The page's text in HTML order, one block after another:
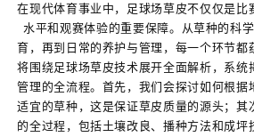
在现代体育事业中，足球场草皮不仅仅是比
水平和观赛体验的重要保障。从草种的科
育，再到日常的养护与管理，每一个环节都
将围绕足球场草皮技术展开全面解析，系统
管理的全流程。首先，我们会探讨如何根据
适宜的草种，这是保证草皮质量的源头；其
的全过程，包括土壤改良、播种方法和成坪